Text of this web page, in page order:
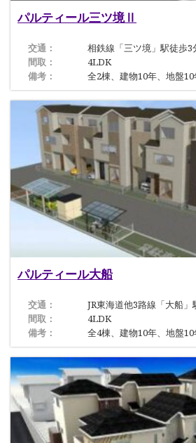
パルティール三ツ境Ⅱ
交通：
相鉄線「三ツ境」駅徒歩3
間取：
4LDK
備考：
全2棟、建物10年、地盤
パルティール大船
交通：
JR東海道他3路線「大船」
間取：
4LDK
備考：
全4棟、建物10年、地盤